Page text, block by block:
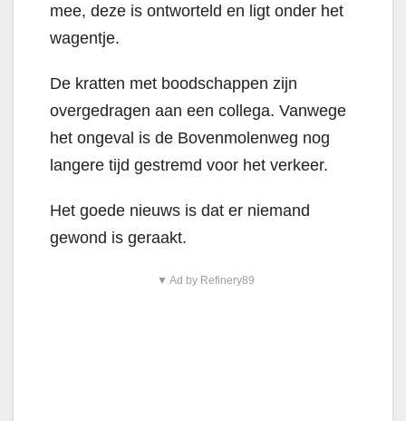
mee, deze is ontworteld en ligt onder het
wagentje.
De kratten met boodschappen zijn
overgedragen aan een collega. Vanwege
het ongeval is de Bovenmolenweg nog
langere tijd gestremd voor het verkeer.
Het goede nieuws is dat er niemand
gewond is geraakt.
▼ Ad by Refinery89